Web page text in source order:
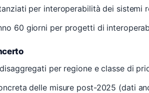
per interoperabilità dei sistemi
60 giorni per progetti di
per regione e classe di
delle misure post-2025 (dati